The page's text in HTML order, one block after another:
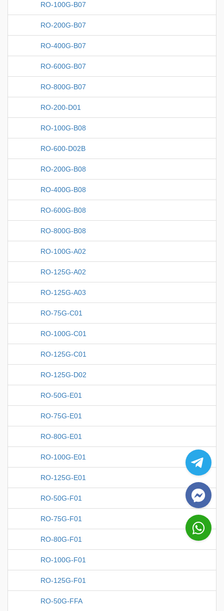
RO-100G-B07
RO-200G-B07
RO-400G-B07
RO-600G-B07
RO-800G-B07
RO-200-D01
RO-100G-B08
RO-600-D02B
RO-200G-B08
RO-400G-B08
RO-600G-B08
RO-800G-B08
RO-100G-A02
RO-125G-A02
RO-125G-A03
RO-75G-C01
RO-100G-C01
RO-125G-C01
RO-125G-D02
RO-50G-E01
RO-75G-E01
RO-80G-E01
RO-100G-E01
RO-125G-E01
RO-50G-F01
RO-75G-F01
RO-80G-F01
RO-100G-F01
RO-125G-F01
RO-50G-FFA